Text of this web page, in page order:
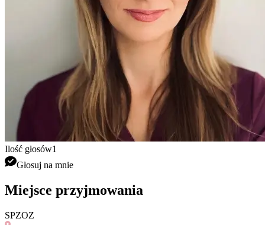
Ilość głosów1
Głosuj na mnie
Miejsce przyjmowania
SPZOZ